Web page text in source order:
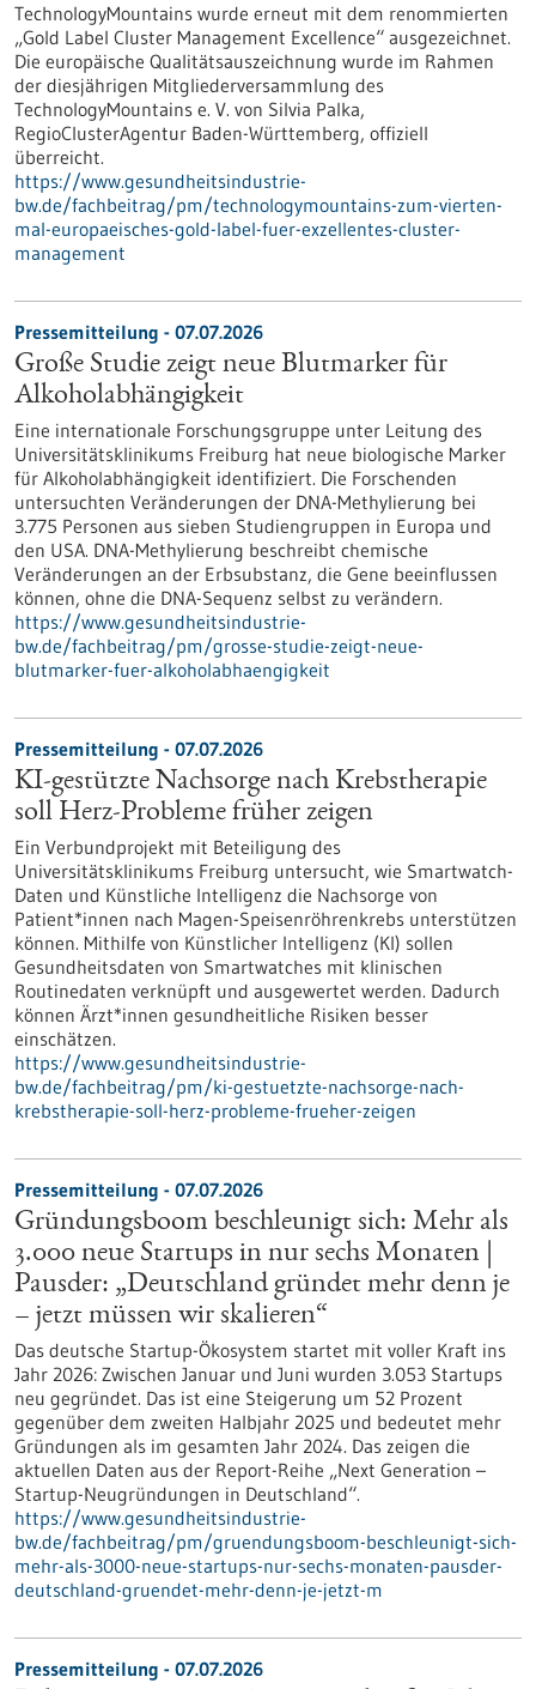
TechnologyMountains wurde erneut mit dem renommierten
„Gold Label Cluster Management Excellence“ ausgezeichnet.
Die europäische Qualitätsauszeichnung wurde im Rahmen
der diesjährigen Mitgliederversammlung des
TechnologyMountains e. V. von Silvia Palka,
RegioClusterAgentur Baden-Württemberg, offiziell
überreicht.
https://www.gesundheitsindustrie-
bw.de/fachbeitrag/pm/technologymountains-zum-vierten-
mal-europaeisches-gold-label-fuer-exzellentes-cluster-
management
Pressemitteilung - 07.07.2026
Große Studie zeigt neue Blutmarker für
Alkoholabhängigkeit
Eine internationale Forschungsgruppe unter Leitung des
Universitätsklinikums Freiburg hat neue biologische Marker
für Alkoholabhängigkeit identifiziert. Die Forschenden
untersuchten Veränderungen der DNA-Methylierung bei
3.775 Personen aus sieben Studiengruppen in Europa und
den USA. DNA-Methylierung beschreibt chemische
Veränderungen an der Erbsubstanz, die Gene beeinflussen
können, ohne die DNA-Sequenz selbst zu verändern.
https://www.gesundheitsindustrie-
bw.de/fachbeitrag/pm/grosse-studie-zeigt-neue-
blutmarker-fuer-alkoholabhaengigkeit
Pressemitteilung - 07.07.2026
KI-gestützte Nachsorge nach Krebstherapie
soll Herz-Probleme früher zeigen
Ein Verbundprojekt mit Beteiligung des
Universitätsklinikums Freiburg untersucht, wie Smartwatch-
Daten und Künstliche Intelligenz die Nachsorge von
Patient*innen nach Magen-Speisenröhrenkrebs unterstützen
können. Mithilfe von Künstlicher Intelligenz (KI) sollen
Gesundheitsdaten von Smartwatches mit klinischen
Routinedaten verknüpft und ausgewertet werden. Dadurch
können Ärzt*innen gesundheitliche Risiken besser
einschätzen.
https://www.gesundheitsindustrie-
bw.de/fachbeitrag/pm/ki-gestuetzte-nachsorge-nach-
krebstherapie-soll-herz-probleme-frueher-zeigen
Pressemitteilung - 07.07.2026
Gründungsboom beschleunigt sich: Mehr als
3.000 neue Startups in nur sechs Monaten |
Pausder: „Deutschland gründet mehr denn je
– jetzt müssen wir skalieren“
Das deutsche Startup-Ökosystem startet mit voller Kraft ins
Jahr 2026: Zwischen Januar und Juni wurden 3.053 Startups
neu gegründet. Das ist eine Steigerung um 52 Prozent
gegenüber dem zweiten Halbjahr 2025 und bedeutet mehr
Gründungen als im gesamten Jahr 2024. Das zeigen die
aktuellen Daten aus der Report-Reihe „Next Generation –
Startup-Neugründungen in Deutschland“.
https://www.gesundheitsindustrie-
bw.de/fachbeitrag/pm/gruendungsboom-beschleunigt-sich-
mehr-als-3000-neue-startups-nur-sechs-monaten-pausder-
deutschland-gruendet-mehr-denn-je-jetzt-m
Pressemitteilung - 07.07.2026